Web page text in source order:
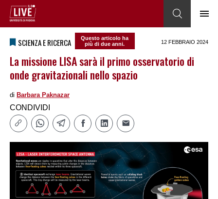
SCIENZA E RICERCA
Questo articolo ha
più di due anni.
12 FEBBRAIO 2024
La missione LISA sarà il primo osservatorio di
onde gravitazionali nello spazio
di Barbara Paknazar
CONDIVIDI